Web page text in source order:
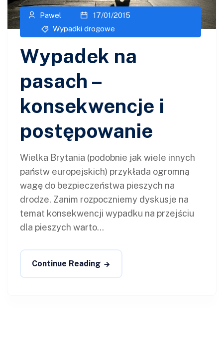
Pawel
17/01/2015
Wypadki drogowe
Wypadek na
pasach –
konsekwencje i
postępowanie
Wielka Brytania (podobnie jak wiele innych
państw europejskich) przykłada ogromną
wagę do bezpieczeństwa pieszych na
drodze. Zanim rozpoczniemy dyskusje na
temat konsekwencji wypadku na przejściu
dla pieszych warto...
Continue Reading